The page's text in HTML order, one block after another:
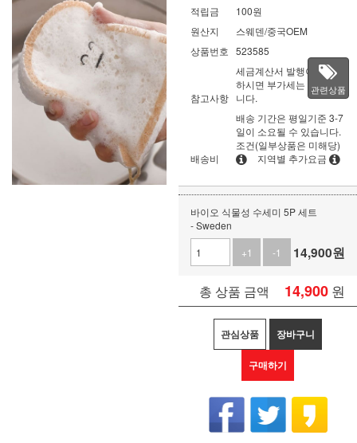
적립금
100원
원산지
스웨덴/중국OEM
상품번호 523585
참고사항
세금계산서 발행이 필요
하시면 부가세는 별도입
니다.
배송비
배송 기간은 평일기준 3-7
일이 소요될 수 있습니다.
조건(일부상품은 미해당)
지역별 추가요금
관련상품
바이오 식물성 수세미 5P 세트
- Sweden
+1
-1 14,900원
총 상품 금액 14,900 원
관심상품 장바구니
구매하기